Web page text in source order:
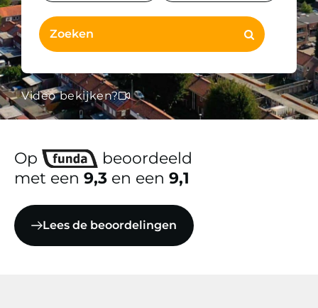
Video bekijken?
Op
beoordeeld
met een 9,3 en een 9,1
Lees de beoordelingen